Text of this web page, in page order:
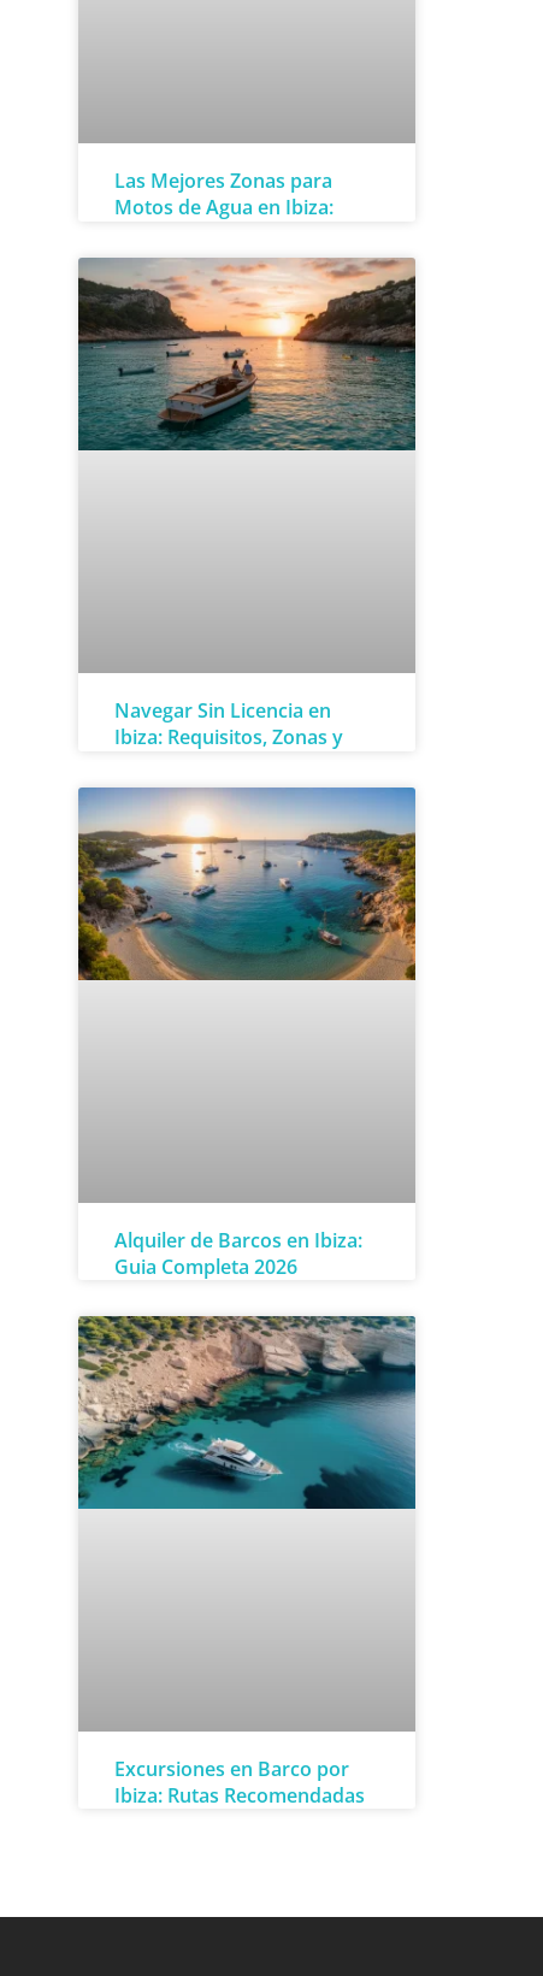
Las Mejores Zonas para
Motos de Agua en Ibiza:
Navegar Sin Licencia en
Ibiza: Requisitos, Zonas y
Alquiler de Barcos en Ibiza:
Guia Completa 2026
Excursiones en Barco por
Ibiza: Rutas Recomendadas